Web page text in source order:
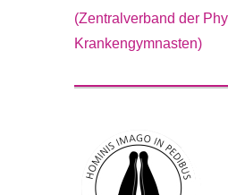
(Zentralverband der
Krankengymnasten)